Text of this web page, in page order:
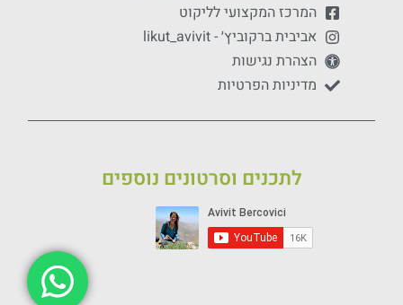
המרכז המקצועי לליקוט
אביבית ברקוביץ׳ - likut_avivit
הצהרת נגישות
מדיניות הפרטיות
לתכנים וסרטונים נוספים